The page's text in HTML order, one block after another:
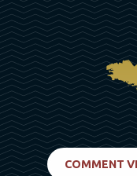
COMMENT